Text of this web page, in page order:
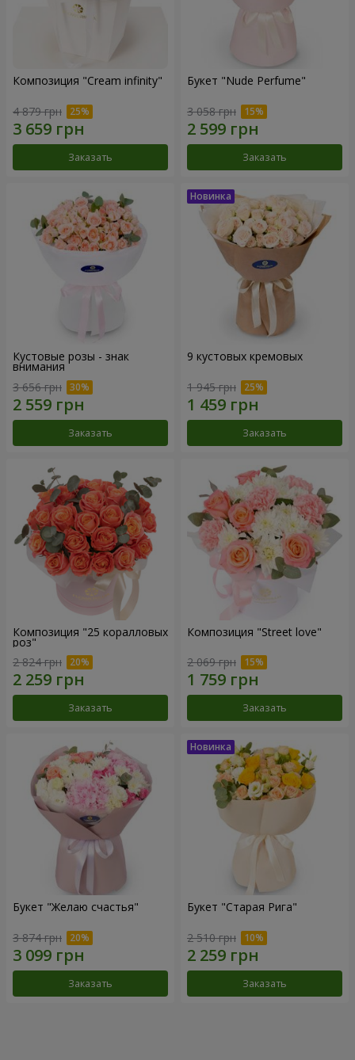
Композиция "Cream infinity"
4 879 грн
Заказать
Букет "Nude Perfume"
3 058 грн
Заказать
Кустовые розы - знак
внимания
3 656 грн
Заказать
9 кустовых кремовых
1 945 грн
Заказать
Композиция "25 коралловых
роз"
2 824 грн
Заказать
Композиция "Street love"
2 069 грн
Заказать
Букет "Желаю счастья"
3 874 грн
Заказать
Букет "Старая Рига"
2 510 грн
Заказать